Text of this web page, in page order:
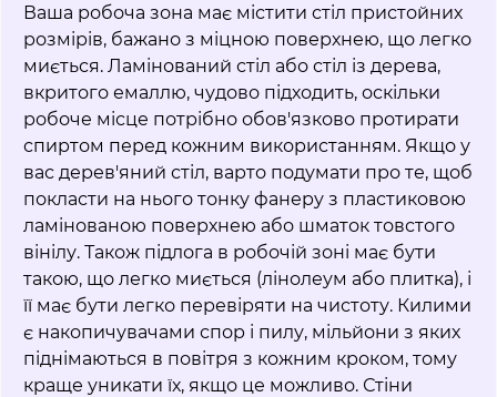
Ваша робоча зона має містити стіл пристойних
розмірів, бажано з міцною поверхнею, що легко
миється. Ламінований стіл або стіл із дерева,
вкритого емаллю, чудово підходить, оскільки
робоче місце потрібно обов'язково протирати
спиртом перед кожним використанням. Якщо у
вас дерев'яний стіл, варто подумати про те, щоб
покласти на нього тонку фанеру з пластиковою
ламінованою поверхнею або шматок товстого
вінілу. Також підлога в робочій зоні має бути
такою, що легко миється (лінолеум або плитка), і
її має бути легко перевіряти на чистоту. Килими
є накопичувачами спор і пилу, мільйони з яких
піднімаються в повітря з кожним кроком, тому
краще уникати їх, якщо це можливо. Стіни